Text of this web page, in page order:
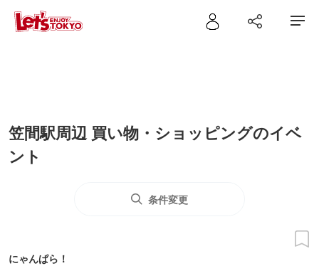
笠間駅周辺 買い物・ショッピングのイベ
ント
条件変更
にゃんぱら！